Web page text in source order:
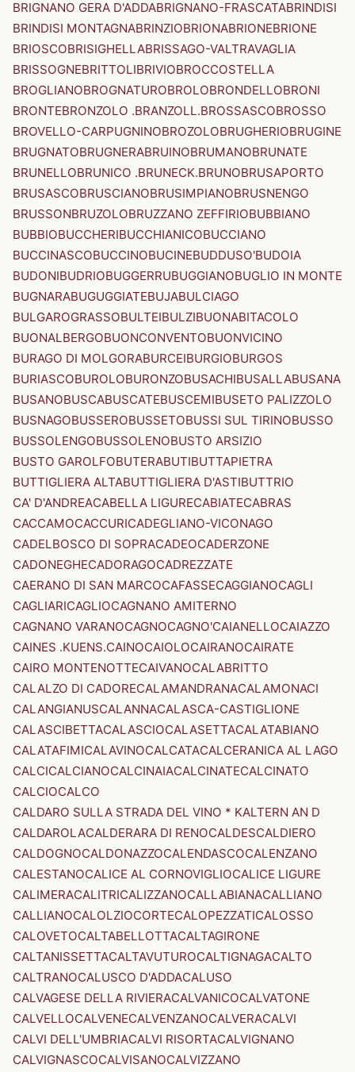
BRIGNANO GERA D'ADDABRIGNANO-FRASCATABRINDISI
BRINDISI MONTAGNABRINZIOBRIONABRIONEBRIONE
BRIOSCOBRISIGHELLABRISSAGO-VALTRAVAGLIA
BRISSOGNEBRITTOLIBRIVIOBROCCOSTELLA
BROGLIANOBROGNATUROBROLOBRONDELLOBRONI
BRONTEBRONZOLO .BRANZOLL.BROSSASCOBROSSO
BROVELLO-CARPUGNINOBROZOLOBRUGHERIOBRUGINE
BRUGNATOBRUGNERABRUINOBRUMANOBRUNATE
BRUNELLOBRUNICO .BRUNECK.BRUNOBRUSAPORTO
BRUSASCOBRUSCIANOBRUSIMPIANOBRUSNENGO
BRUSSONBRUZOLOBRUZZANO ZEFFIRIOBUBBIANO
BUBBIOBUCCHERIBUCCHIANICOBUCCIANO
BUCCINASCOBUCCINOBUCINEBUDDUSO'BUDOIA
BUDONIBUDRIOBUGGERRUBUGGIANOBUGLIO IN MONTE
BUGNARABUGUGGIATEBUJABULCIAGO
BULGAROGRASSOBULTEIBULZIBUONABITACOLO
BUONALBERGOBUONCONVENTOBUONVICINO
BURAGO DI MOLGORABURCEIBURGIOBURGOS
BURIASCOBUROLOBURONZOBUSACHIBUSALLABUSANA
BUSANOBUSCABUSCATEBUSCEMIBUSETO PALIZZOLO
BUSNAGOBUSSEROBUSSETOBUSSI SUL TIRINOBUSSO
BUSSOLENGOBUSSOLENOBUSTO ARSIZIO
BUSTO GAROLFOBUTERABUTIBUTTAPIETRA
BUTTIGLIERA ALTABUTTIGLIERA D'ASTIBUTTRIO
CA' D'ANDREACABELLA LIGURECABIATECABRAS
CACCAMOCACCURICADEGLIANO-VICONAGO
CADELBOSCO DI SOPRACADEOCADERZONE
CADONEGHECADORAGOCADREZZATE
CAERANO DI SAN MARCOCAFASSECAGGIANOCAGLI
CAGLIARICAGLIOCAGNANO AMITERNO
CAGNANO VARANOCAGNOCAGNO'CAIANELLOCAIAZZO
CAINES .KUENS.CAINOCAIOLOCAIRANOCAIRATE
CAIRO MONTENOTTECAIVANOCALABRITTO
CALALZO DI CADORECALAMANDRANACALAMONACI
CALANGIANUSCALANNACALASCA-CASTIGLIONE
CALASCIBETTACALASCIOCALASETTACALATABIANO
CALATAFIMICALAVINOCALCATACALCERANICA AL LAGO
CALCICALCIANOCALCINAIACALCINATECALCINATO
CALCIOCALCO
CALDARO SULLA STRADA DEL VINO * KALTERN AN D
CALDAROLACALDERARA DI RENOCALDESCALDIERO
CALDOGNOCALDONAZZOCALENDASCOCALENZANO
CALESTANOCALICE AL CORNOVIGLIOCALICE LIGURE
CALIMERACALITRICALIZZANOCALLABIANACALLIANO
CALLIANOCALOLZIOCORTECALOPEZZATICALOSSO
CALOVETOCALTABELLOTTACALTAGIRONE
CALTANISSETTACALTAVUTUROCALTIGNAGACALTO
CALTRANOCALUSCO D'ADDACALUSO
CALVAGESE DELLA RIVIERACALVANICOCALVATONE
CALVELLOCALVENECALVENZANOCALVERACALVI
CALVI DELL'UMBRIACALVI RISORTACALVIGNANO
CALVIGNASCOCALVISANOCALVIZZANO